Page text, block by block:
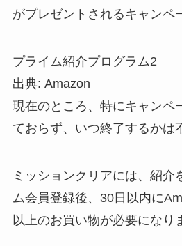
がプレゼントされるキャンペ
プライム紹介プログラム2
出典: Amazon
現在のところ、特にキャンペ
ておらず、いつ終了するかは
ミッションクリアには、紹介
ム会員登録後、30日以内に
以上のお買い物が必要になり